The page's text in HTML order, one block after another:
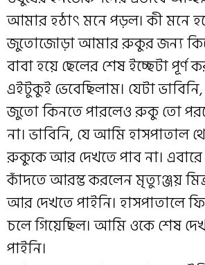
আমার হঠাৎ মনে পড়ল। কী মনে
জুতোজোড়া আমার রুকুর জন্য
বাবা হয়ে ছেলের শেষ ইচ্ছেটা পূর্ণ
এইটুকুই ভেবেছিলাম। যেটা
জুতো কিনতে পারলেও রুকু তো
না। ভাবিনি, যে আমি হাসপাতাল
রুকুকে আর দেখতে পাব না।
কাঁদতে আরম্ভ করলেন মৃত্যুঞ্জয়
আর দেখতে পাইনি। হাসপাতালে
চলে গিয়েছিল। আমি ওকে শেষ
পাইনি।